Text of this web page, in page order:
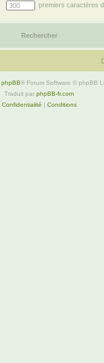
premiers caractères
phpBB® Forum Software © phpBB
Traduit par phpBB-fr.com
Confidentialité | Conditions